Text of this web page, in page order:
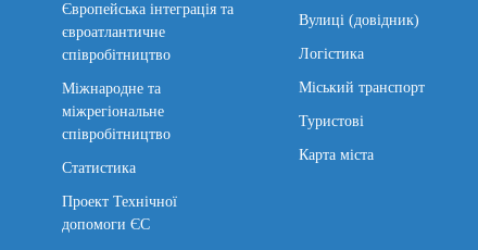
Європейська інтеграція та
євроатлантичне
співробітництво
Міжнародне та
міжрегіональне
співробітництво
Статистика
Проект Технічної
допомоги ЄС
Вулиці (довідник)
Логістика
Міський транспорт
Туристові
Карта міста